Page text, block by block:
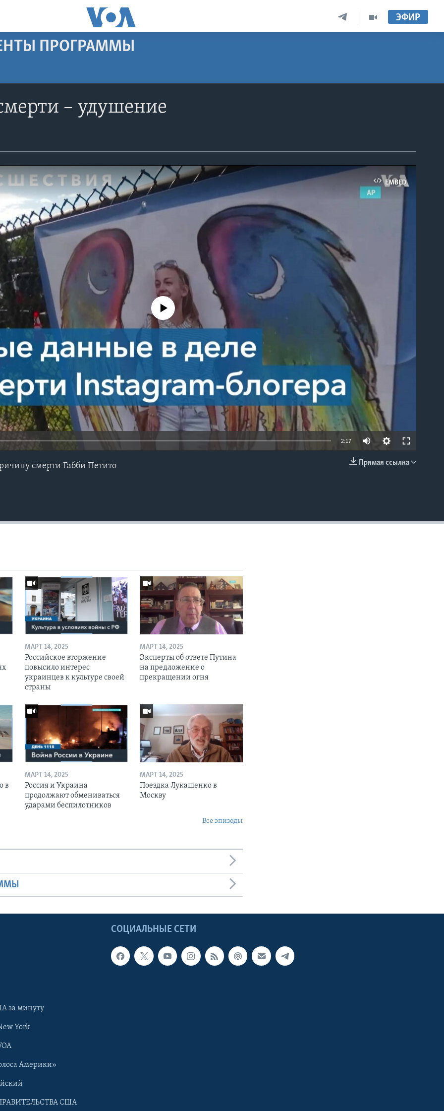
ЭФИР
ПРОГРАММЫ
– удушение
EMBED
No media source currently available
2:17
Прямая ссылка
смерти Габби Петито
МАРТ 14, 2025
Российское вторжение
повысило интерес
украинцев к культуре своей
страны
МАРТ 14, 2025
Эксперты об ответе Путина
на предложение о
прекращении огня
в
МАРТ 14, 2025
Россия и Украина
продолжают обмениваться
ударами беспилотников
МАРТ 14, 2025
Поездка Лукашенко в
Москву
Все эпизоды
СОЦИАЛЬНЫЕ СЕТИ
за минуту
York
Америки»
США